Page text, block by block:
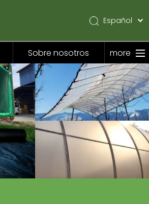
Español
Pусский
Sobre nosotros more